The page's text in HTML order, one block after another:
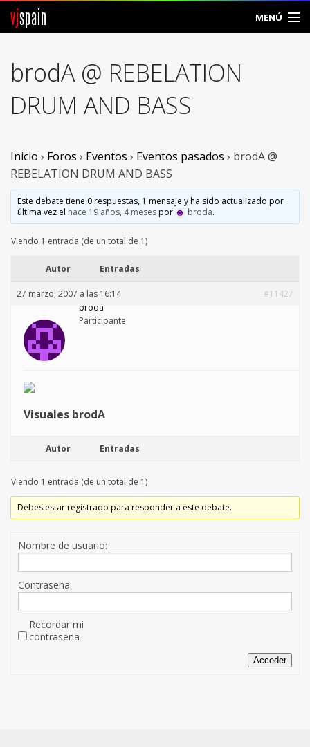
vjspain MENÚ
Foros
Noticias
Vjspain
Ayuda
Contacto
Entrar
brodA @ REBELATION
DRUM AND BASS
Inicio › Foros › Eventos › Eventos pasados › brodA @
REBELATION DRUM AND BASS
Este debate tiene 0 respuestas, 1 mensaje y ha sido actualizado por
última vez el hace 19 años, 4 mesespor broda.
Viendo 1 entrada (de un total de 1)
Autor Entradas
27 marzo, 2007 a las 16:14
#11427
broda
Participante
Visuales brodA
Autor Entradas
Viendo 1 entrada (de un total de 1)
Debes estar registrado para responder a este debate.
Nombre de usuario:
Contraseña:
Recordar mi
contraseña
Acceder